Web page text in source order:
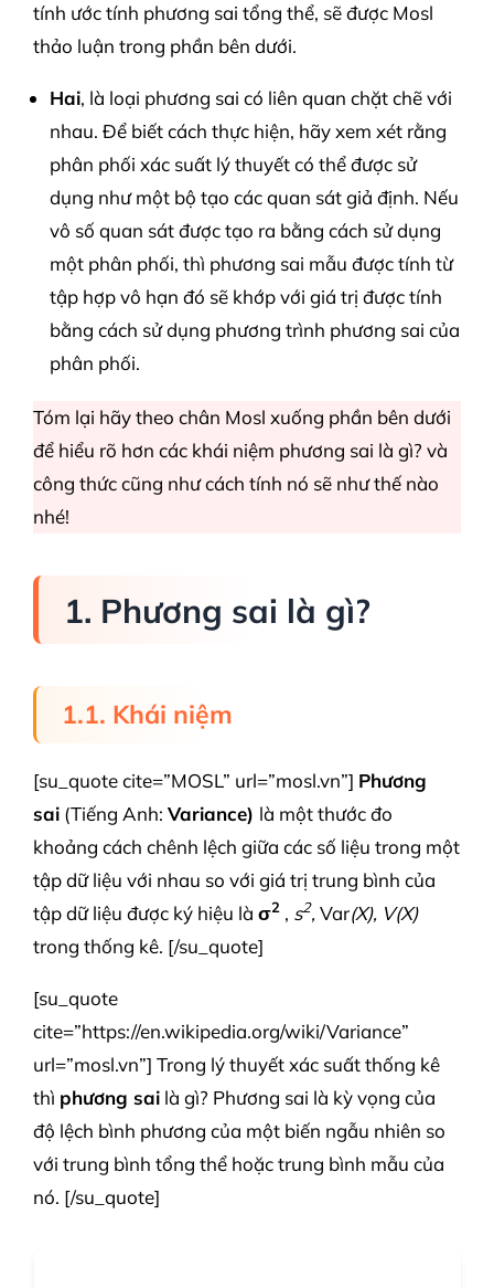
tính ước tính phương sai tổng thể, sẽ được Mosl
thảo luận trong phần bên dưới.
Hai, là loại phương sai có liên quan chặt chẽ với
nhau. Để biết cách thực hiện, hãy xem xét rằng
phân phối xác suất lý thuyết có thể được sử
dụng như một bộ tạo các quan sát giả định. Nếu
vô số quan sát được tạo ra bằng cách sử dụng
một phân phối, thì phương sai mẫu được tính từ
tập hợp vô hạn đó sẽ khớp với giá trị được tính
bằng cách sử dụng phương trình phương sai của
phân phối.
Tóm lại hãy theo chân Mosl xuống phần bên dưới
để hiểu rõ hơn các khái niệm phương sai là gì? và
công thức cũng như cách tính nó sẽ như thế nào
nhé!
1. Phương sai là gì?
1.1. Khái niệm
[su_quote cite=”MOSL” url=”mosl.vn”] Phương
sai (Tiếng Anh:Variance) là một thước đo
khoảng cách chênh lệch giữa các số liệu trong một
tập dữ liệu với nhau so với giá trị trung bình của
tập dữ liệu được ký hiệu làσ2 , s2,Var(X), V(X)
trong thống kê. [/su_quote]
[su_quote
cite=”https://en.wikipedia.org/wiki/Variance”
url=”mosl.vn”] Trong lý thuyết xác suất thống kê
thì phương sai là gì? Phương sai là kỳ vọng của
độ lệch bình phương của một biến ngẫu nhiên so
với trung bình tổng thể hoặc trung bình mẫu của
nó. [/su_quote]